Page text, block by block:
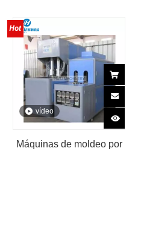
agua y bebidas de
plástico para mascotas,
precio de la máquina de
moldeo por soplado de
botellas
vídeo
Máquinas de moldeo por